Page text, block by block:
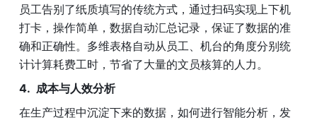
员工告别了纸质填写的传统方式，通过扫码实现上下机
打卡，操作简单，数据自动汇总记录，保证了数据的准
确和正确性。多维表格自动从员工、机台的角度分别统
计计算耗费工时，节省了大量的文员核算的人力。
成本与人效分析
在生产过程中沉淀下来的数据，如何进行智能分析，发